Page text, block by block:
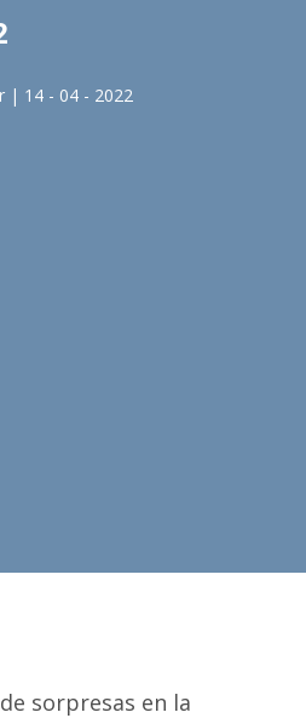
| 14 - 04 - 2022
sorpresas en la